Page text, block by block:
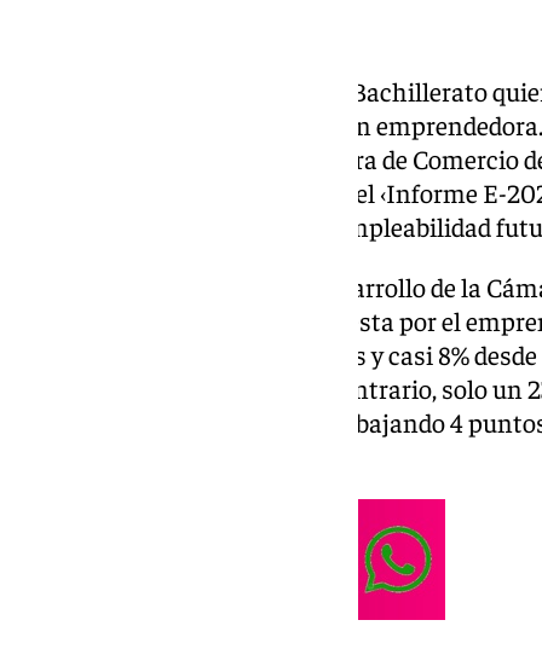
Un 43,4% de los estudiantes de Bachillerato
que 33,2% presenta una vocación
presentado la Fundación Cámara de Comercio
su Campus Formativo, dentro del ‹Informe E-
de Enseñanzas Medias sobre empleabilidad
El director de Innovación y Desarrollo de la
ha destacado que «el 33,2% apuesta por el
alza del 5% en los últimos 3 años y casi 8%
histórica del informe». Por el contrario, solo un
una empresa por cuenta ajena, bajando 4